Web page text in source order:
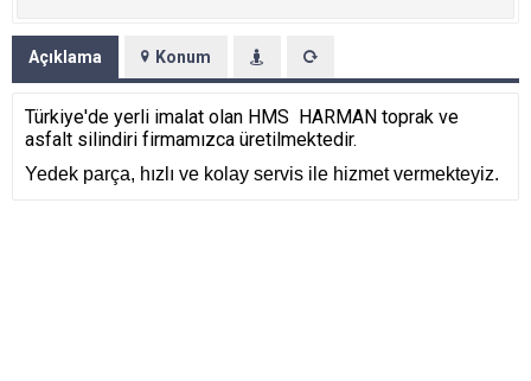
Açıklama Konum
Türkiye'de yerli imalat olan HMS HARMAN toprak ve
asfalt silindiri firmamızca üretilmektedir.
Yedek parça, hızlı ve kolay servis ile hizmet vermekteyiz.